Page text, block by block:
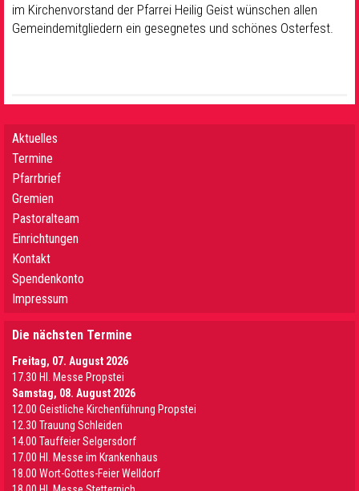
Gemeinschaft & Soziales
im Kirchenvorstand der Pfarrei Heilig Geist wünschen allen
Gemeindemitgliedern ein gesegnetes und schönes Osterfest.
Aktuelles
Termine
Pfarrbrief
Gremien
Pastoralteam
Einrichtungen
Kontakt
Spendenkonto
Impressum
Die nächsten Termine
Freitag, 07. August 2026
17.30 Hl. Messe Propstei
Samstag, 08. August 2026
12.00 Geistliche Kirchenführung Propstei
12.30 Trauung Schleiden
14.00 Tauffeier Selgersdorf
17.00 Hl. Messe im Krankenhaus
18.00 Wort-Gottes-Feier Welldorf